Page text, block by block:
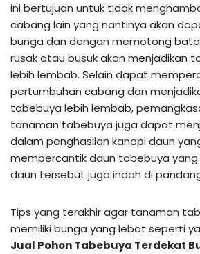
ini bertujuan untuk tidak
cabang lain yang nantinya akan
bunga dan dengan memotong
rusak atau busuk akan menjadikan
lebih lembab. Selain dapat
pertumbuhan cabang dan
tabebuya lebih lembab,
tanaman tabebuya juga dapat
dalam penghasilan kanopi daun
mempercantik daun tabebuya yang
daun tersebut juga indah di
Tips yang terakhir agar tanaman
memiliki bunga yang lebat seperti
Jual Pohon Tabebuya Terdekat